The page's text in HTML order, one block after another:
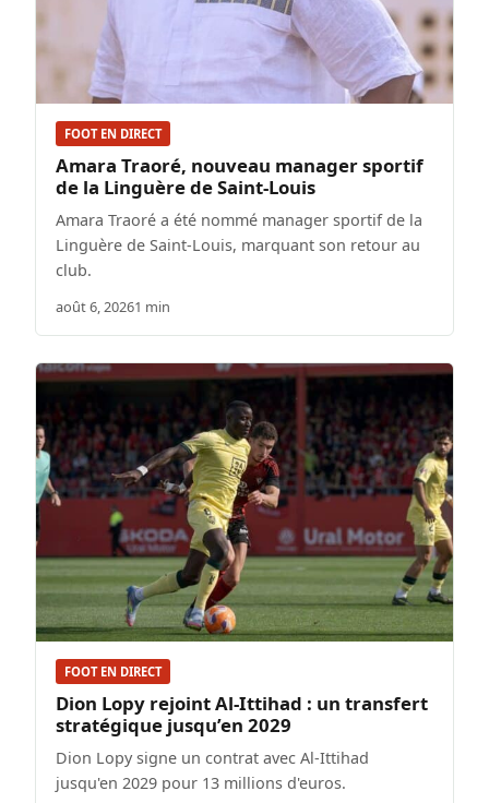
FOOT EN DIRECT
Amara Traoré, nouveau manager sportif
de la Linguère de Saint-Louis
Amara Traoré a été nommé manager sportif de la
Linguère de Saint-Louis, marquant son retour au
club.
août 6, 20261 min
FOOT EN DIRECT
Dion Lopy rejoint Al-Ittihad : un transfert
stratégique jusqu’en 2029
Dion Lopy signe un contrat avec Al-Ittihad
jusqu'en 2029 pour 13 millions d'euros.